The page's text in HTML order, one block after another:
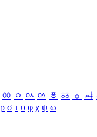
ㆀ ㆁ ㆂ ㆃ ㆄ ㆅ ㆆ ㆇ
ρ σ τ υ φ χ ψ ω